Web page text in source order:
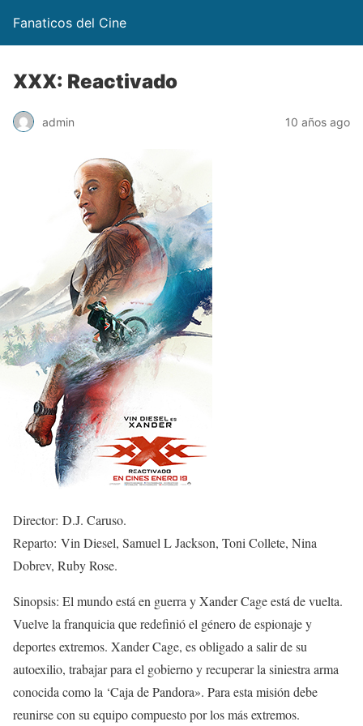
Fanaticos del Cine
XXX: Reactivado
admin 10 años ago
Director: D.J. Caruso.
Reparto: Vin Diesel, Samuel L Jackson, Toni Collete, Nina
Dobrev, Ruby Rose.
Sinopsis: El mundo está en guerra y Xander Cage está de vuelta.
Vuelve la franquicia que redefinió el género de espionaje y
deportes extremos. Xander Cage, es obligado a salir de su
autoexilio, trabajar para el gobierno y recuperar la siniestra arma
conocida como la ‘Caja de Pandora». Para esta misión debe
reunirse con su equipo compuesto por los más extremos.